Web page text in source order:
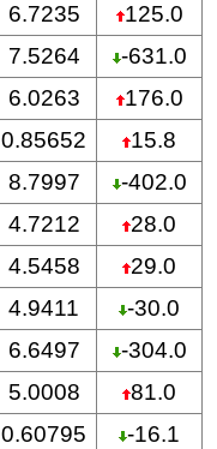
6.7235
125.0
7.5264
-631.0
6.0263
176.0
0.85652
15.8
8.7997
-402.0
4.7212
28.0
4.5458
29.0
4.9411
-30.0
6.6497
-304.0
5.0008
81.0
0.60795
-16.1